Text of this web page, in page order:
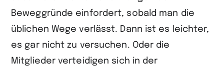
Beweggründe einfordert, sobald man die
üblichen Wege verlässt. Dann ist es leichter,
es gar nicht zu versuchen. Oder die
Mitglieder verteidigen sich in der